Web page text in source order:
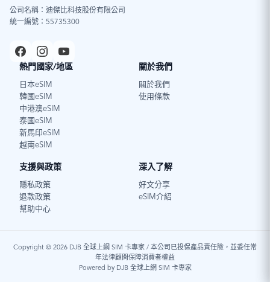
公司名稱：迪傑比科技股份有限公司
統一編號：55735300
熱門國家/地區
日本eSIM
韓國eSIM
中港澳eSIM
泰國eSIM
新馬印eSIM
越南eSIM
關於我們
關於我們
使用條款
支援與政策
隱私政策
退款政策
幫助中心
深入了解
好文分享
eSIM介紹
Copyright © 2026 DJB 全球上網 SIM 卡專家 / 本公司已投保產品責任險，並委任常
年法律顧問保障消費者權益
Powered by DJB 全球上網 SIM 卡專家